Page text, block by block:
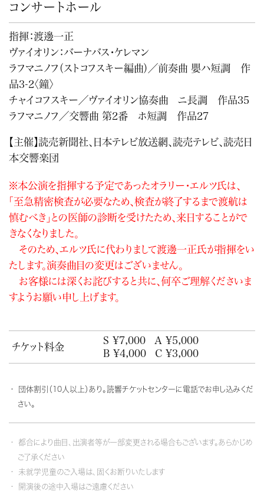
コンサートホール
指揮：渡邊一正
ヴァイオリン：バーナバス・ケレマン
ラフマニノフ（ストコフスキー編曲）／前奏曲 嬰ハ短調 作
品3-2〈鐘〉
チャイコフスキー／ヴァイオリン協奏曲 ニ長調 作品35
ラフマニノフ／交響曲 第2番 ホ短調 作品27
【主催】読売新聞社、日本テレビ放送網、読売テレビ、読売日
本交響楽団
※本公演を指揮する予定であったオラリー・エルツ氏は、
「至急精密検査が必要なため、検査が終了するまで渡航は
慎むべき」との医師の診断を受けたため、来日することがで
きなくなりました。
そのため、エルツ氏に代わりまして渡邊一正氏が指揮をい
たします。演奏曲目の変更はございません。
お客様には深くお詫びすると共に、何卒ご理解くださいま
すようお願い申し上げます。
チケット料金
S ¥7,000
A ¥5,000
B ¥4,000
C ¥3,000
団体割引（10人以上）あり。読響チケットセンターに電話でお申し込みくだ
さい。
都合により曲目、出演者等が一部変更される場合もございます。あらかじめ
ご了承ください
未就学児童のご入場は、固くお断りいたします
開演後の途中入場はご遠慮ください